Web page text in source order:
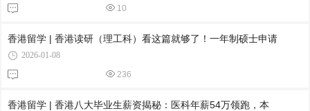
10
香港留学 | 香港读研（理工科）看这篇就够了！一年制硕士申请
2026-01-08
236
香港留学 | 香港八大毕业生薪资揭秘：医科年薪54万领跑，本